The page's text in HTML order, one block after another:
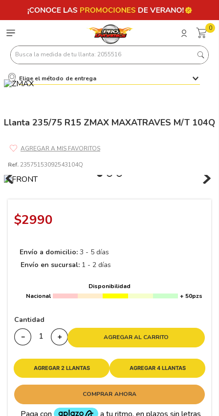
0
Busca la medida de tu llanta: 2055516
Elige el método de entrega
Llanta 235/75 R15 ZMAX MAXATRAVES M/T 104Q
Ref. 23575153092543104Q
$2990
Envío a domicilio: 3 - 5 días
Envío en sucursal: 1 - 2 días
Disponibilidad
Nacional
+ 50pzs
Cantidad
＋
－ AGREGAR AL CARRITO
AGREGAR 2 LLANTAS AGREGAR 4 LLANTAS
COMPRAR AHORA
Términos más buscados